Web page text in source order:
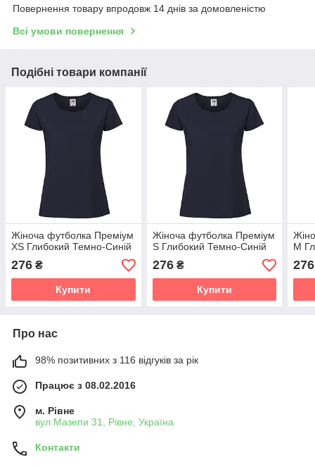
Повернення товару впродовж 14 днів за домовленістю
Всі умови повернення
Подібні товари компанії
Жіноча футболка Преміум
XS Глибокий Темно-Синій
276 ₴
Купити
Жіноча футболка Преміум
S Глибокий Темно-Синій
276₴
Купити
M
276
Про нас
98% позитивних з 116 відгуків за рік
Працює з 08.02.2016
м. Рівне
вул.Мазепи 31, Рівне, Україна
Контакти